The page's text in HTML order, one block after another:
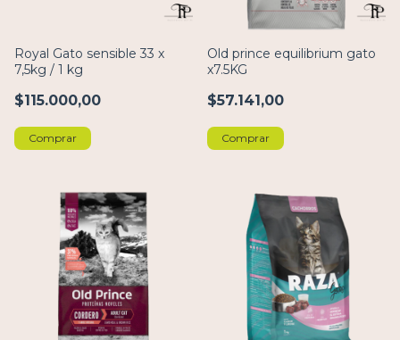
Royal Gato sensible 33 x
7,5kg / 1 kg
$115.000,00
Comprar
Old prince equilibrium gato
x7.5KG
$57.141,00
Comprar